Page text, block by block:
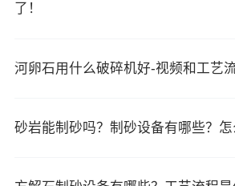
了！
河卵石用什么破碎机好-视频和工艺
砂岩能制砂吗？制砂设备有哪些？怎